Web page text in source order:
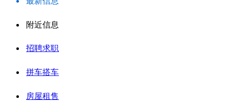
附近信息
招聘求职
拼车搭车
房屋租售